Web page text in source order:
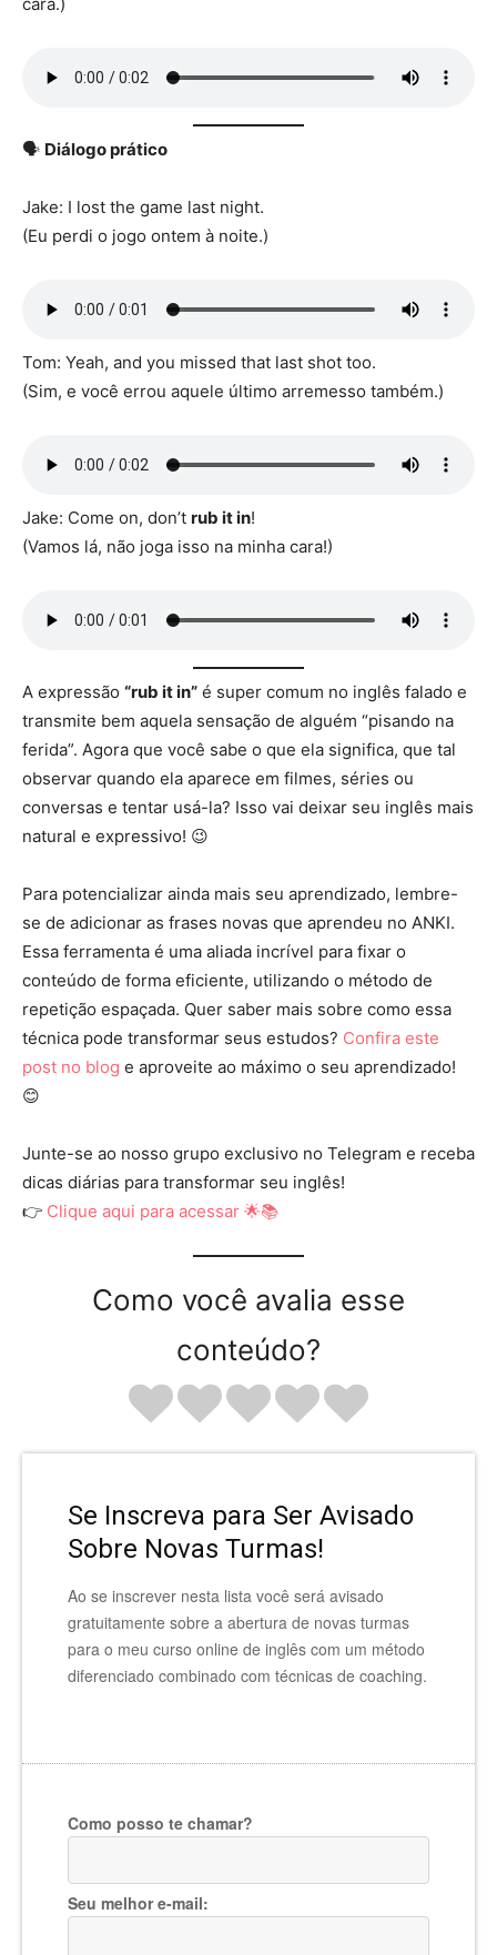
🗣️ Diálogo prático
Jake: I lost the game last night.
(Eu perdi o jogo ontem à noite.)
Tom: Yeah, and you missed that last shot too.
(Sim, e você errou aquele último arremesso também.)
Jake: Come on, don’t rub it in!
(Vamos lá, não joga isso na minha cara!)
A expressão “rub it in” é super comum no inglês falado e
transmite bem aquela sensação de alguém “pisando na
ferida”. Agora que você sabe o que ela significa, que tal
observar quando ela aparece em filmes, séries ou
conversas e tentar usá-la? Isso vai deixar seu inglês mais
natural e expressivo! 😉
Para potencializar ainda mais seu aprendizado, lembre-
se de adicionar as frases novas que aprendeu no ANKI.
Essa ferramenta é uma aliada incrível para fixar o
conteúdo de forma eficiente, utilizando o método de
repetição espaçada. Quer saber mais sobre como essa
técnica pode transformar seus estudos? Confira este
post no blog e aproveite ao máximo o seu aprendizado!
😊
Junte-se ao nosso grupo exclusivo no Telegram e receba
dicas diárias para transformar seu inglês!
👉 Clique aqui para acessar 🌟📚
Como você avalia esse
conteúdo?
Se Inscreva para Ser Avisado
Sobre Novas Turmas!
Ao se inscrever nesta lista você será avisado
gratuitamente sobre a abertura de novas turmas
para o meu curso online de inglês com um método
diferenciado combinado com técnicas de coaching.
Como posso te chamar?
Seu melhor e-mail: